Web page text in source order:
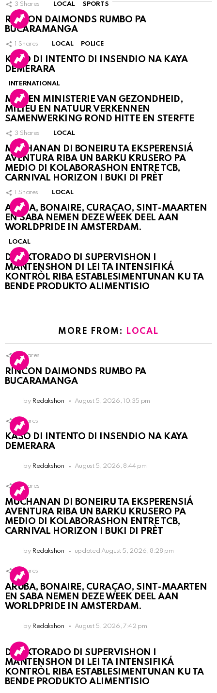
3 Shares LOCAL SPORTS
RINCON DAIMONDS RUMBO PA
BUCARAMANGA
1 Shares LOCAL POLICE
KASO DI INTENTO DI INSENDIO NA KAYA
DEMERARA
INTERNATIONAL
MDC EN MINISTERIE VAN GEZONDHEID,
MILIEU EN NATUUR VERKENNEN
SAMENWERKING ROND HITTE EN STERFTE
3 Shares LOCAL
MUCHANAN DI BONEIRU TA EKSPERENSIÁ
AVENTURA RIBA UN BARKU KRUSERO PA
MEDIO DI KOLABORASHON ENTRE TCB,
CARNIVAL HORIZON I BUKI DI PRÈT
1 Shares LOCAL
ARUBA, BONAIRE, CURAÇAO, SINT-MAARTEN
EN SABA NEMEN DEZE WEEK DEEL AAN
WORLDPRIDE IN AMSTERDAM.
LOCAL
DIREKTORADO DI SUPERVISHON I
MANTENSHON DI LEI TA INTENSIFIKÁ
KONTRÒL RIBA ESTABLESIMENTUNAN KU TA
BENDE PRODUKTO ALIMENTISIO
MORE FROM: LOCAL
Shares
RINCON DAIMONDS RUMBO PA
BUCARAMANGA
by Redakshon August 5, 2026, 10:35 pm
Shares
KASO DI INTENTO DI INSENDIO NA KAYA
DEMERARA
by Redakshon August 5, 2026, 8:44 pm
Shares
MUCHANAN DI BONEIRU TA EKSPERENSIÁ
AVENTURA RIBA UN BARKU KRUSERO PA
MEDIO DI KOLABORASHON ENTRE TCB,
CARNIVAL HORIZON I BUKI DI PRÈT
by Redakshon updated August 5, 2026, 8:28 pm
Shares
ARUBA, BONAIRE, CURAÇAO, SINT-MAARTEN
EN SABA NEMEN DEZE WEEK DEEL AAN
WORLDPRIDE IN AMSTERDAM.
by Redakshon August 5, 2026, 7:42 pm
DIREKTORADO DI SUPERVISHON I
MANTENSHON DI LEI TA INTENSIFIKÁ
KONTRÒL RIBA ESTABLESIMENTUNAN KU TA
BENDE PRODUKTO ALIMENTISIO